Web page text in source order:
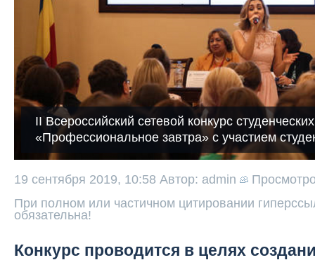
II Всероссийский сетевой конкурс
«Профессиональное завтра» с участием
19 сентября 2019, 10:58 Автор: admin
При полном или частичном цитировании
обязательна!
Конкурс проводится в целях